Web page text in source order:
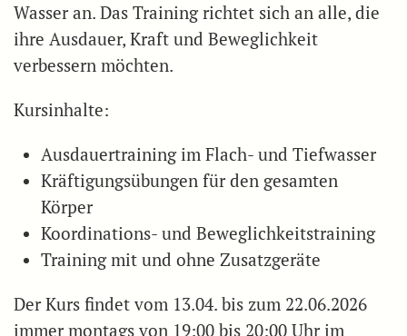
Wasser an. Das Training richtet sich an alle, die
ihre Ausdauer, Kraft und Beweglichkeit
verbessern möchten.
Kursinhalte:
Ausdauertraining im Flach- und Tiefwasser
Kräftigungsübungen für den gesamten
Körper
Koordinations- und Beweglichkeitstraining
Training mit und ohne Zusatzgeräte
Der Kurs findet vom 13.04. bis zum 22.06.2026
immer montags von 19:00 bis 20:00 Uhr im